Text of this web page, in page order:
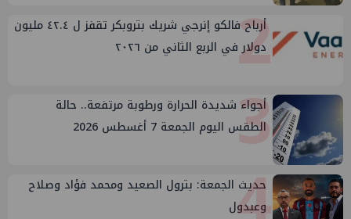
2
أرباح فالكو إنرجي شريك بتروبكر تقفز ل ٤٢.٤ مليون
دولار في الربع الثاني من ٢٠٢٦
3
أجواء شديدة الحرارة ورطوبة مرتفعة.. حالة
الطقس اليوم الجمعة 7 أغسطس 2026
حديث الجمعة: بترول الصعيد ومحمد فؤاد وصلاح
وعبدول